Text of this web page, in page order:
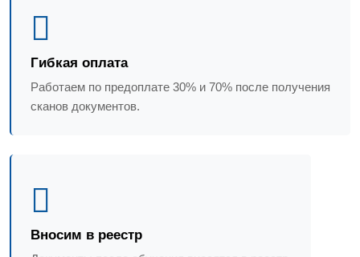
Гибкая оплата
Работаем по предоплате 30% и 70% после получения
сканов документов.
Вносим в реестр